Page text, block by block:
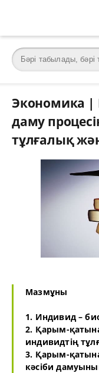
Экономика |
даму
тұлғалық
Мазмұны
1. Индивид –
2. Қарым-
индивидтің
3. Қарым-
кәсіби